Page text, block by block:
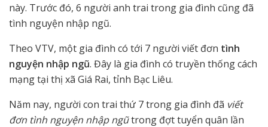
này. Trước đó, 6 người anh trai trong gia đình cũng đã
tình nguyện nhập ngũ.
Theo VTV, một gia đình có tới 7 người viết đơn tình
nguyện nhập ngũ. Đây là gia đình có truyền thống cách
mạng tại thị xã Giá Rai, tỉnh Bạc Liêu.
Năm nay, người con trai thứ 7 trong gia đình đã viết
đơn tình nguyện nhập ngũtrong đợt tuyển quân lần